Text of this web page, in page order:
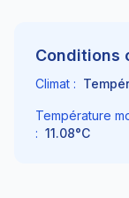
Conditions
Climat :
Température
: 11.08°C